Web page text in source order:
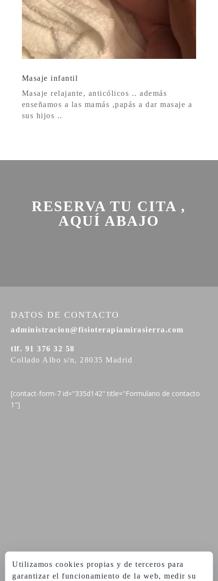
Masaje infantil
Masaje relajante, anticólicos .. además
enseñamos a las mamás ,papás a dar masaje a
sus hijos ..
RESERVA TU CITA ,
AQUÍ ABAJO
DATOS DE CONTACTO
administracion@fisioterapiamirasierra.com
tlf. 91 376 32 58
Collado Albo s/n, 28035 Madrid
[contact-form-7 id="335d142" title="Formulario de contacto
1"]
Utilizamos cookies propias y de terceros para
garantizar el funcionamiento de la web, medir su